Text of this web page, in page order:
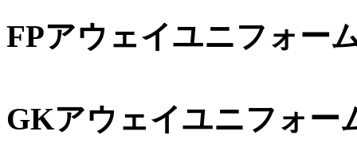
FPアウェイユニフォー
GKアウェイユニフォー